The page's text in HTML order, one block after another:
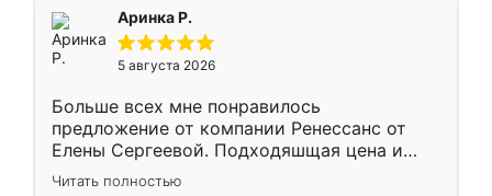
Аринка Р.
5 августа 2026
Больше всех мне понравилось
предложение от компании Ренессанс от
Елены Сергеевой. Подходяшщая цена и
короткие сроки изготовления. Приехавший
Читать полностью